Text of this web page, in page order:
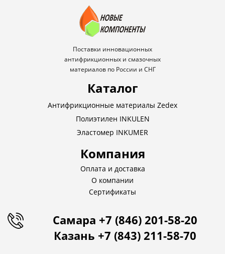
Поставки инновационных
антифрикционных и смазочных
материалов по России и СНГ
Каталог
Антифрикционные материалы Zedex
Полиэтилен INKULEN
Эластомер INKUMER
Компания
Оплата и доставка
О компании
Сертификаты
Самара +7 (846) 201-58-20
Казань +7 (843) 211-58-70